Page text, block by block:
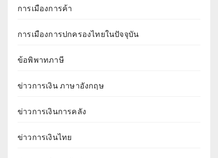
การเมืองการค้า
การเมืองการปกครองไทยในปัจจุบัน
ข้อพิพาทภาษี
ข่าวการเงิน ภาษาอังกฤษ
ข่าวการเงินการคลัง
ข่าวการเงินไทย